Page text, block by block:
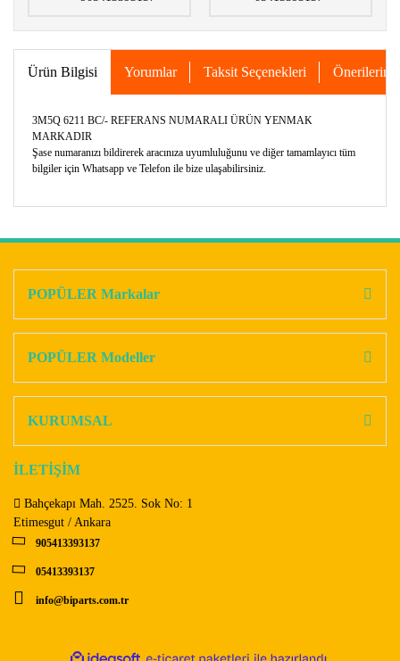
Ürün Bilgisi Yorumlar Taksit Seçenekleri Önerileriniz
3M5Q 6211 BC/- REFERANS NUMARALI ÜRÜN YENMAK
MARKADIR
Şase numaranızı bildirerek aracınıza uyumluluğunu ve diğer tamamlayıcı tüm
bilgiler için Whatsapp ve Telefon ile bize ulaşabilirsiniz.
Ürün açıklamasında eksik bilgiler bulunuyor.
Bu ürüne benzer farklı alternatifler olmalı.
POPÜLER Markalar
POPÜLER Modeller
KURUMSAL
İLETİŞİM
Bahçekapı Mah. 2525. Sok No: 1
Etimesgut / Ankara
905413393137
05413393137
info@biparts.com.tr